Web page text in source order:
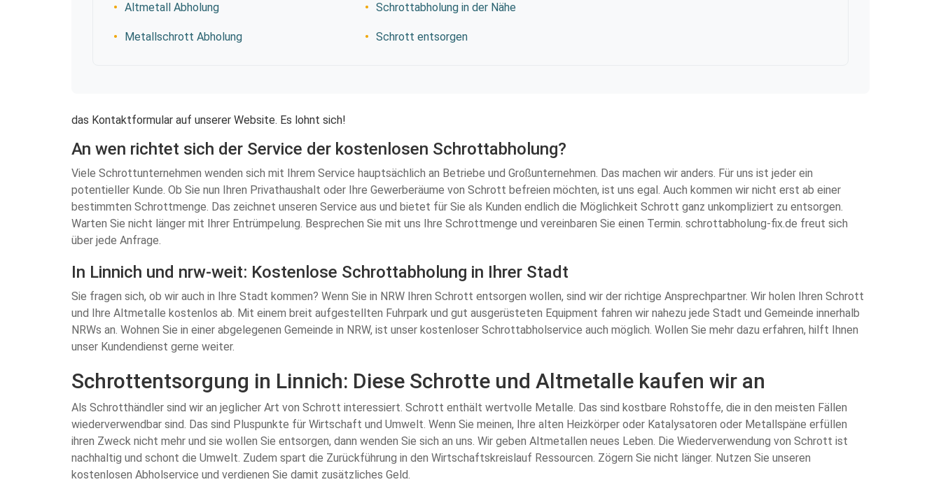
Altmetall Abholung
Metallschrott Abholung
Schrottabholung in der Nähe
Schrott entsorgen
das Kontaktformular auf unserer Website. Es lohnt sich!
An wen richtet sich der Service der kostenlosen Schrottabholung?
Viele Schrottunternehmen wenden sich mit Ihrem Service hauptsächlich an Betriebe und Großunternehmen. Das machen wir anders. Für uns ist jeder ein
potentieller Kunde. Ob Sie nun Ihren Privathaushalt oder Ihre Gewerberäume von Schrott befreien möchten, ist uns egal. Auch kommen wir nicht erst ab einer
bestimmten Schrottmenge. Das zeichnet unseren Service aus und bietet für Sie als Kunden endlich die Möglichkeit Schrott ganz unkompliziert zu entsorgen.
Warten Sie nicht länger mit Ihrer Entrümpelung. Besprechen Sie mit uns Ihre Schrottmenge und vereinbaren Sie einen Termin. schrottabholung-fix.de freut sich
über jede Anfrage.
In Linnich und nrw-weit: Kostenlose Schrottabholung in Ihrer Stadt
Sie fragen sich, ob wir auch in Ihre Stadt kommen? Wenn Sie in NRW Ihren Schrott entsorgen wollen, sind wir der richtige Ansprechpartner. Wir holen Ihren Schrott
und Ihre Altmetalle kostenlos ab. Mit einem breit aufgestellten Fuhrpark und gut ausgerüsteten Equipment fahren wir nahezu jede Stadt und Gemeinde innerhalb
NRWs an. Wohnen Sie in einer abgelegenen Gemeinde in NRW, ist unser kostenloser Schrottabholservice auch möglich. Wollen Sie mehr dazu erfahren, hilft Ihnen
unser Kundendienst gerne weiter.
Schrottentsorgung in Linnich: Diese Schrotte und Altmetalle kaufen wir an
Als Schrotthändler sind wir an jeglicher Art von Schrott interessiert. Schrott enthält wertvolle Metalle. Das sind kostbare Rohstoffe, die in den meisten Fällen
wiederverwendbar sind. Das sind Pluspunkte für Wirtschaft und Umwelt. Wenn Sie meinen, Ihre alten Heizkörper oder Katalysatoren oder Metallspäne erfüllen
ihren Zweck nicht mehr und sie wollen Sie entsorgen, dann wenden Sie sich an uns. Wir geben Altmetallen neues Leben. Die Wiederverwendung von Schrott ist
nachhaltig und schont die Umwelt. Zudem spart die Zurückführung in den Wirtschaftskreislauf Ressourcen. Zögern Sie nicht länger. Nutzen Sie unseren
kostenlosen Abholservice und verdienen Sie damit zusätzliches Geld.